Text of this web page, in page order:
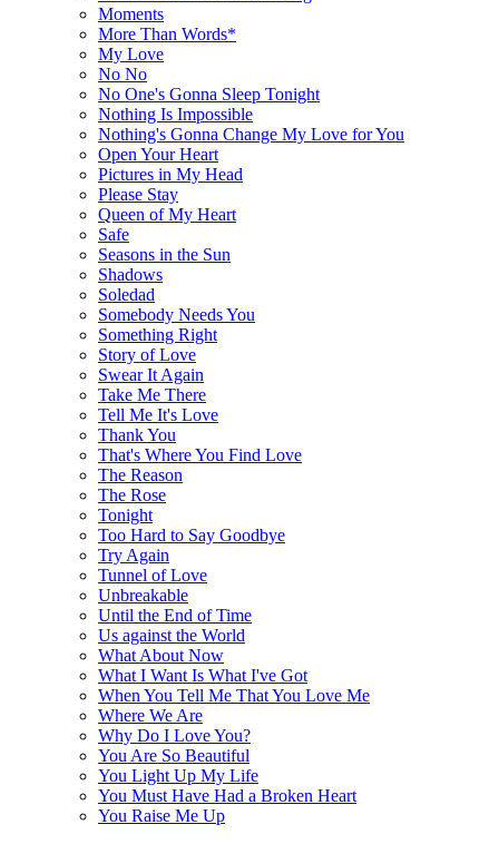
Moments
More Than Words*
My Love
No No
No One's Gonna Sleep Tonight
Nothing Is Impossible
Nothing's Gonna Change My Love for You
Open Your Heart
Pictures in My Head
Please Stay
Queen of My Heart
Safe
Seasons in the Sun
Shadows
Soledad
Somebody Needs You
Something Right
Story of Love
Swear It Again
Take Me There
Tell Me It's Love
Thank You
That's Where You Find Love
The Reason
The Rose
Tonight
Too Hard to Say Goodbye
Try Again
Tunnel of Love
Unbreakable
Until the End of Time
Us against the World
What About Now
What I Want Is What I've Got
When You Tell Me That You Love Me
Where We Are
Why Do I Love You?
You Are So Beautiful
You Light Up My Life
You Must Have Had a Broken Heart
You Raise Me Up